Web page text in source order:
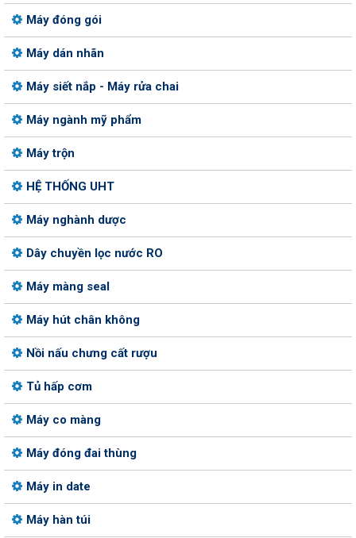
Máy đóng gói
Máy dán nhãn
Máy siết nắp - Máy rửa chai
Máy ngành mỹ phẩm
Máy trộn
HỆ THỐNG UHT
Máy nghành dược
Dây chuyền lọc nước RO
Máy màng seal
Máy hút chân không
Nồi nấu chưng cất rượu
Tủ hấp cơm
Máy co màng
Máy đóng đai thùng
Máy in date
Máy hàn túi